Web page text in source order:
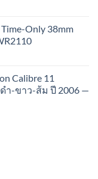
Only 38mm
Calibre 11
ดำ-ขาว-ส้ม ปี 2006 —